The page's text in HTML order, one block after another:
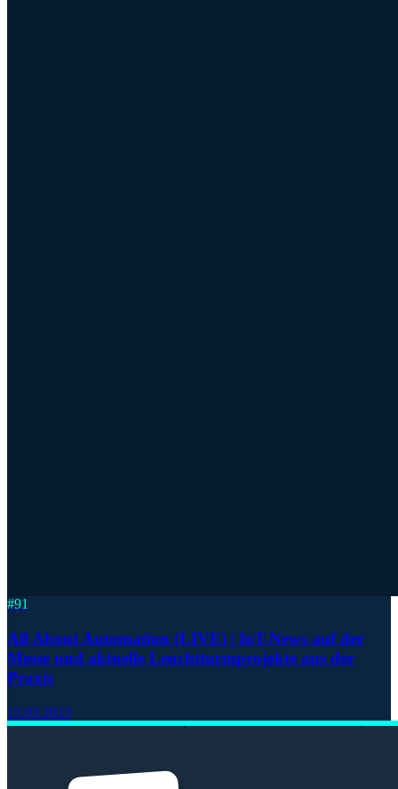
#91
All About Automation (LIVE) | IoT-News auf der
Messe und aktuelle Leuchtturmprojekte aus der
Praxis
15.03.2023